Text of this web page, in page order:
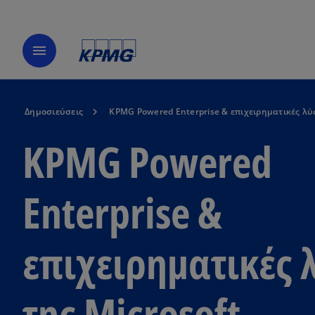
menu
Δημοσιεύσεις KPMG Powered Enterprise & επιχειρηματικές
KPMG Powered
Enterprise &
επιχειρηματικές